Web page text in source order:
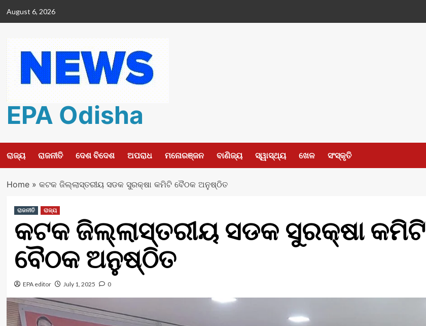
August 6, 2026
EPA Odisha
ରାଜ୍ୟ ରାଜନୀତି ଦେଶ ବିଦେଶ ଅପରାଧ ମନୋରଞ୍ଜନ ବାଣିଜ୍ୟ ସ୍ୱାସ୍ଥ୍ୟ ଖେଳ ସଂସ୍କୃତି
Home» କଟକ ଜିଲ୍ଲାସ୍ତରୀୟ ସଡକ ସୁରକ୍ଷା କମିଟି ବୈଠକ ଅନୁଷ୍ଠିତ
ରାଜନୀତି ରାଜ୍ୟ
କଟକ ଜିଲ୍ଲାସ୍ତରୀୟ ସଡକ ସୁରକ୍ଷା କମିଟି
ବୈଠକ ଅନୁଷ୍ଠିତ
EPA editor July 1, 2025 0